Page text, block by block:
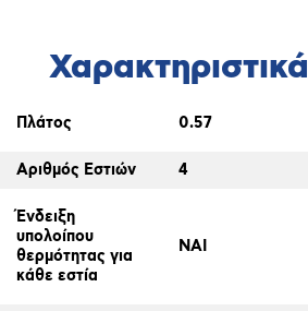
Χαρακτηριστικά
Πλάτος 0.57
Αριθμός Εστιών 4
Ένδειξη
υπολοίπου
θερμότητας για
κάθε εστία
ΝΑΙ